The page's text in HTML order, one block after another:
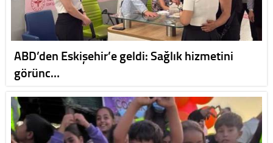
ABD’den Eskişehir’e geldi: Sağlık hizmetini
görünc…